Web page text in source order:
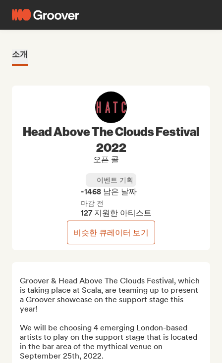
소개
Groover & Head Above The Clouds Festival, which
is taking place at Scala, are teaming up to present
a Groover showcase on the support stage this
year!
We will be choosing 4 emerging London-based
artists to play on the support stage that is located
in the bar area of the mythical venue on
September 25th, 2022.
Head Above The Clouds Festival
2022
오픈 콜
이벤트 기획
-1468 남은 날짜
마감 전
127 지원한 아티스트
비슷한 큐레이터 보기